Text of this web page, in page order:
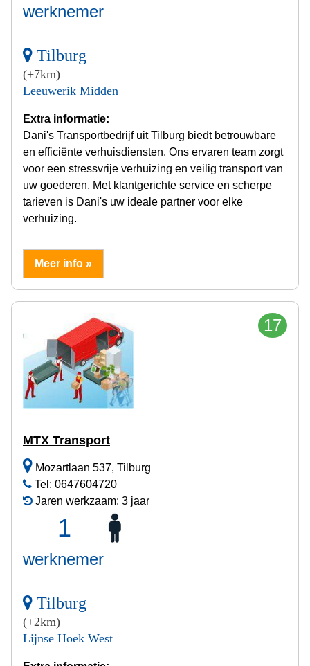
werknemer
Tilburg
(+7km)
Leeuwerik Midden
Extra informatie:
Dani's Transportbedrijf uit Tilburg biedt betrouwbare
en efficiënte verhuisdiensten. Ons ervaren team zorgt
voor een stressvrije verhuizing en veilig transport van
uw goederen. Met klantgerichte service en scherpe
tarieven is Dani's uw ideale partner voor elke
verhuizing.
Meer info »
17
MTX Transport
Mozartlaan 537, Tilburg
Tel: 0647604720
Jaren werkzaam: 3 jaar
1
werknemer
Tilburg
(+2km)
Lijnse Hoek West